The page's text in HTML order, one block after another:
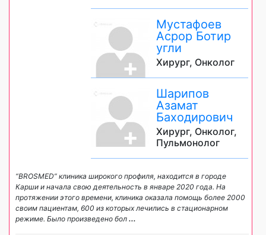
Мустафоев
Асрор Ботир
угли
Хирург, Онколог
Шарипов
Азамат
Баходирович
Хирург, Онколог,
Пульмонолог
“BROSMED” клиника широкого профиля, находится в городе
Карши и начала свою деятельность в январе 2020 года. На
протяжении этого времени, клиника оказала помощь более 2000
своим пациентам, 600 из которых лечились в стационарном
режиме. Было произведено бол ...